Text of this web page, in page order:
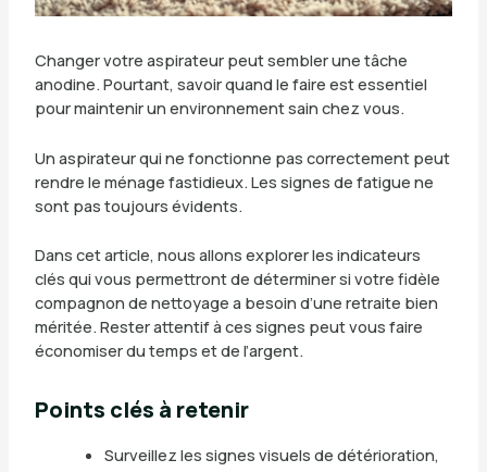
Changer votre aspirateur peut sembler une tâche
anodine. Pourtant, savoir quand le faire est essentiel
pour maintenir un environnement sain chez vous.
Un aspirateur qui ne fonctionne pas correctement peut
rendre le ménage fastidieux. Les signes de fatigue ne
sont pas toujours évidents.
Dans cet article, nous allons explorer les indicateurs
clés qui vous permettront de déterminer si votre fidèle
compagnon de nettoyage a besoin d’une retraite bien
méritée. Rester attentif à ces signes peut vous faire
économiser du temps et de l’argent.
Points clés à retenir
Surveillez les signes visuels de détérioration,